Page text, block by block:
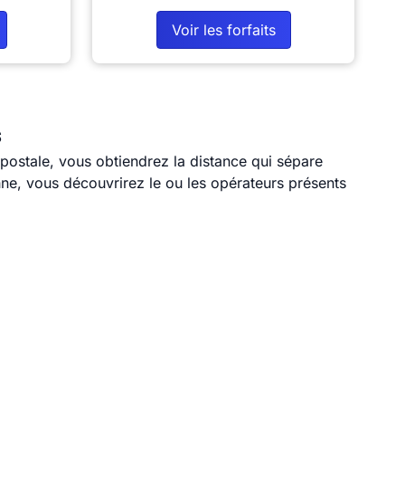
Voir les forfaits
vous obtiendrez la distance qui sépare
vous découvrirez le ou les opérateurs présents